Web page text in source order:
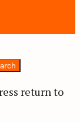
return to